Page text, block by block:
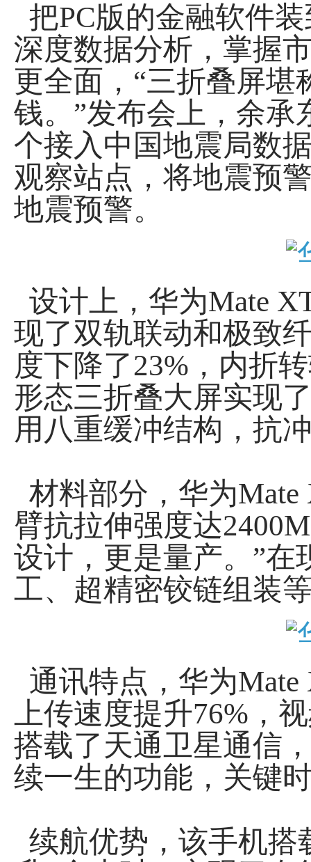
把PC版的金融软件
深度数据分析，掌握
更全面，“三折叠屏
钱。”发布会上，余承
个接入中国地震局数
观察站点，将地震预
地震预警。
设计上，华为Mate
现了双轨联动和极致
度下降了23%，内折
形态三折叠大屏实现
用八重缓冲结构，抗
材料部分，华为
臂抗拉伸强度达
设计，更是量产。”在
工、超精密铰链组装
通讯特点，华为
上传速度提升76%，
搭载了天通卫星通信
续一生的功能，关键
续航优势，该手机搭